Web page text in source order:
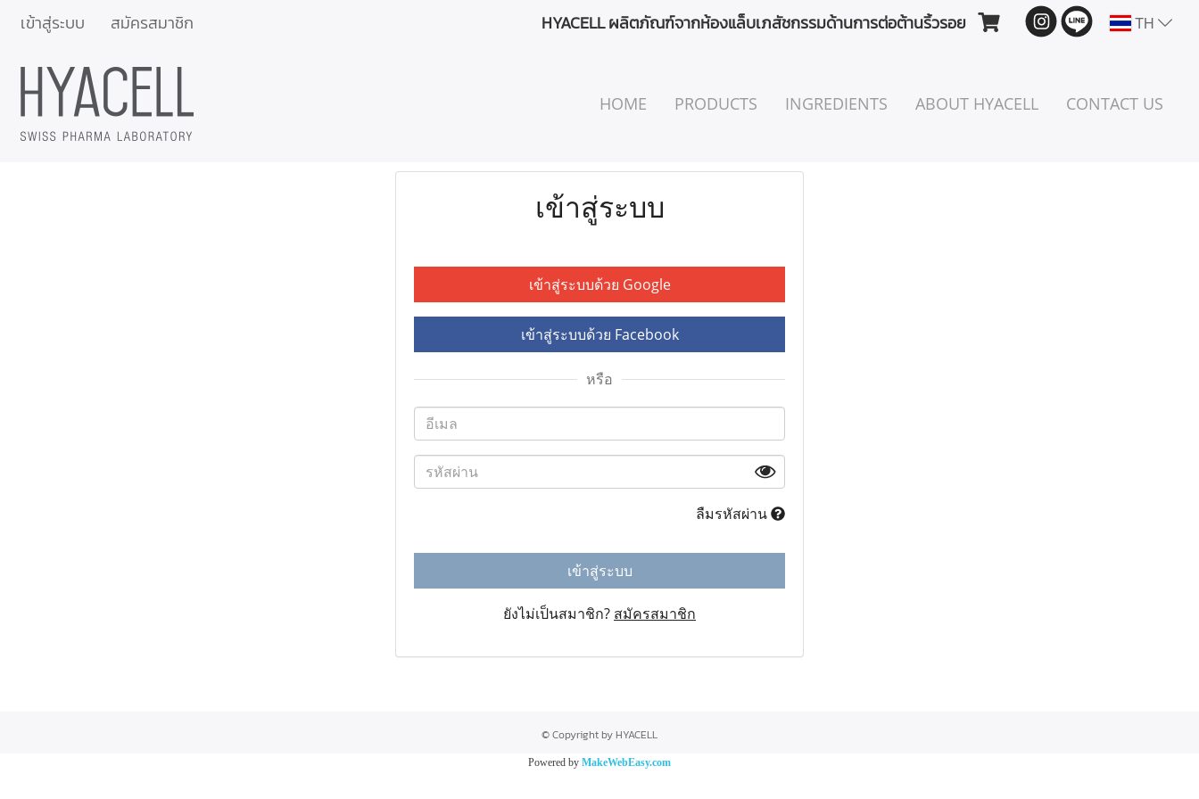
เข้าสู่ระบบ สมัครสมาชิก HYACELL ผลิตภัณฑ์จากห้องแล็บเภสัชกรรมด้านการต่อต้านริ้วรอย TH
HOME PRODUCTS INGREDIENTS ABOUT HYACELL CONTACT US
เข้าสู่ระบบ
เข้าสู่ระบบด้วย Google
เข้าสู่ระบบด้วย Facebook
หรือ
ลืมรหัสผ่าน
เข้าสู่ระบบ
ยังไม่เป็นสมาชิก? สมัครสมาชิก
© Copyright by HYACELL
Powered by MakeWebEasy.com